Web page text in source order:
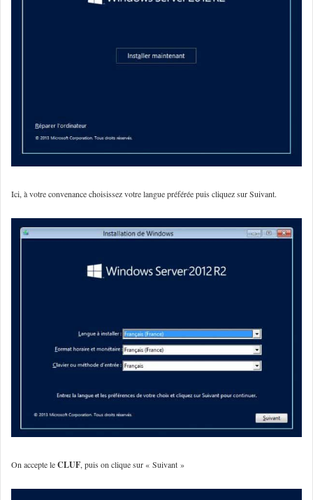
Ici, à votre convenance choisissez votre langue préférée puis cliquez sur Suivant.
On accepte leCLUF, puis on clique sur « Suivant »